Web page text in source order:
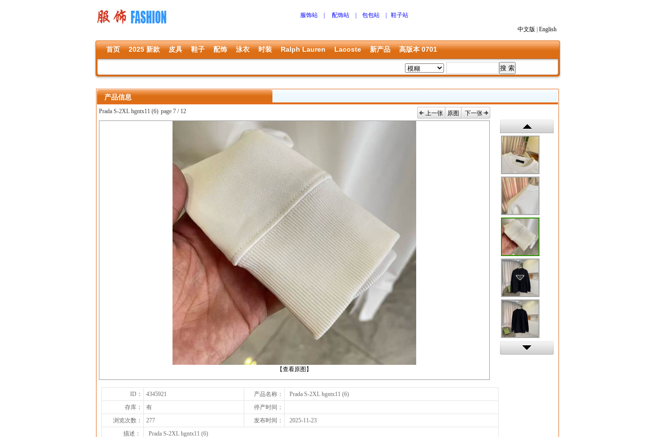
服饰站 配饰站 包包站 鞋子站
中文版 English
首页 2025 新款 皮具 鞋子 配饰 泳衣 时装 Ralph Lauren Lacoste 新产品 高版本 0701
产品信息
Prada S-2XL hgntx11 (6) page 7 / 12 上一张 原图 下一张
【查看原图】
ID： 4345921 产品名称：
Prada S-2XL hgntx11 (6)
存库：
有
停产时间：
浏览次数：
277 发布时间：
2025-11-23
描述：
Prada S-2XL hgntx11 (6)